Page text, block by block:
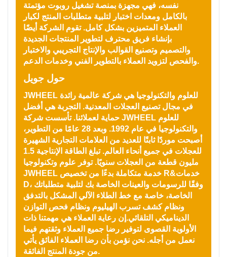
نفسه، فهي مجهزة بمنصة تشغيل روبوت مؤتمتة
بالكامل ومعدات اختبار لتلبية متطلبات المنتج لكبار
العملاء المتميزين بشكل كامل. تقوم الشركة أيضًا
بإنشاء فريق محترف لتطوير المنتجات الجديدة
والتصميم وتصنيع القوالب والإنتاج التجريبي والاختبار
والفحص لتزويد العملاء بالتطوير الفني وخدمات الدعم.
حول جويل
JWHEEL للعلوم والتكنولوجيا هي شركة عالمية رائدة
في مجال تصنيع العجلات المعدنية. التجربة هي أفضل
حماية لعملائنا. تأسست شركة JWHEEL للعلوم
والتكنولوجيا في عام 1992. وبعد 28 عامًا من التطوير،
أصبحت موردًا ثابتًا للعديد من العلامات التجارية الشهيرة
للعجلات في جميع أنحاء العالم. تبلغ الطاقة الإنتاجية 1.5
مليون قطعة من العجلات سنويًا. توفر علوم وتكنولوجيا
JWHEEL خدمة متكاملة بدءًا من تخصيص R&خدمات
D، وفقًا للرسومات والعينات الخاصة بك لتلبية متطلباتك
الخاصة، خاصة مع خط الطلاء الآلي المشكل بالتدفق
ونظام كشف تسرب الهيليوم ونظام فحص التوازن
الديناميكي التلقائي.إن رعاية العملاء هي مهمتنا ذات
الأولوية القصوى لتوفير رضا جميع العملاء وثقتهم فيما
نعمل من أجله. نحن نؤمن بأن رضا العملاء الفائق يأتي
من جودة المنتج الفائقة.